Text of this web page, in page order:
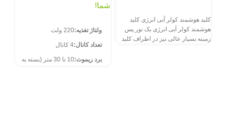
کلید هوشمند کولر آبی انرژی کلید
هوشمند کولر آبی انرژی یک نور پس
زمینه بسیار عالی نیز در اطراف کلید
شما!
ولتاژ تغذیه:220 ولت
تعداد کانال:4 کانال
برد ریموت:
10 تا 30 متر (بسته به